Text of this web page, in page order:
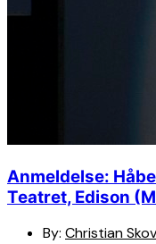
Anmeldelse:
Teatret, Edison
By: Christian